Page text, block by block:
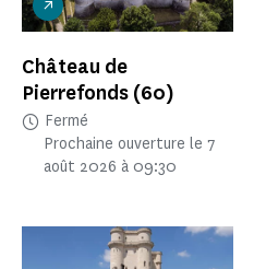
Château de
Pierrefonds (60)
Fermé
Prochaine ouverture le 7
août 2026 à 09:30